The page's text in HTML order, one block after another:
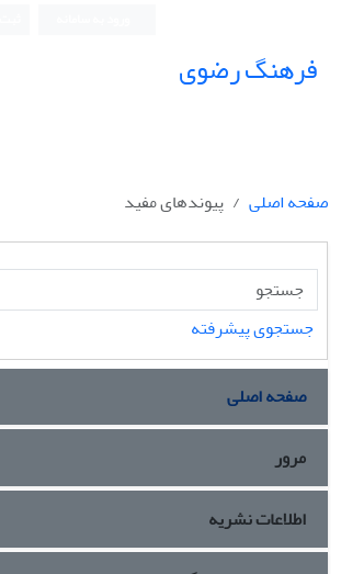
فرهنگ رضوی
صفحه اصلی پیوندهای مفید
جستجوی پیشرفته
صفحه اصلی
مرور
اطلاعات نشریه